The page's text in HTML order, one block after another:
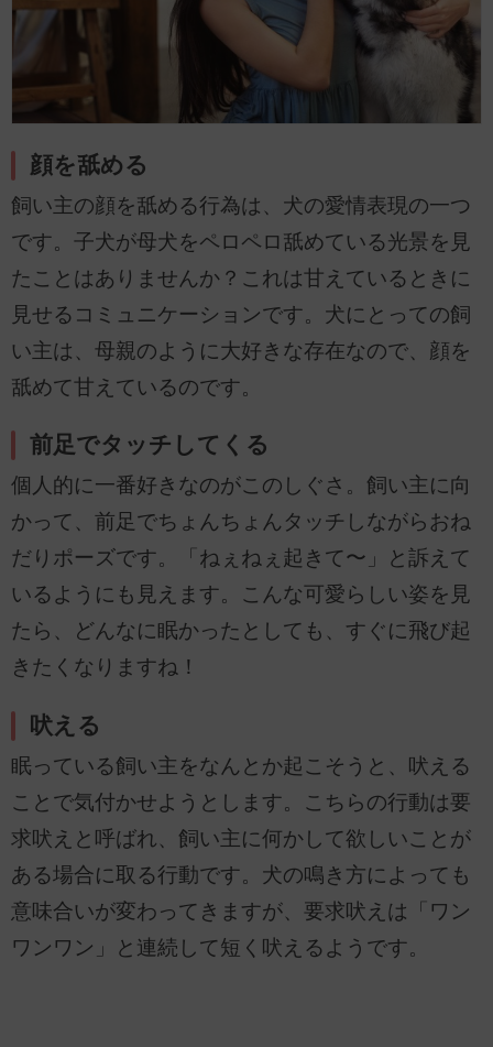
顔を舐める
飼い主の顔を舐める行為は、犬の愛情表現の一つ
です。子犬が母犬をペロペロ舐めている光景を見
たことはありませんか？これは甘えているときに
見せるコミュニケーションです。犬にとっての飼
い主は、母親のように大好きな存在なので、顔を
舐めて甘えているのです。
前足でタッチしてくる
個人的に一番好きなのがこのしぐさ。飼い主に向
かって、前足でちょんちょんタッチしながらおね
だりポーズです。「ねぇねぇ起きて〜」と訴えて
いるようにも見えます。こんな可愛らしい姿を見
たら、どんなに眠かったとしても、すぐに飛び起
きたくなりますね！
吠える
眠っている飼い主をなんとか起こそうと、吠える
ことで気付かせようとします。こちらの行動は要
求吠えと呼ばれ、飼い主に何かして欲しいことが
ある場合に取る行動です。犬の鳴き方によっても
意味合いが変わってきますが、要求吠えは「ワン
ワンワン」と連続して短く吠えるようです。